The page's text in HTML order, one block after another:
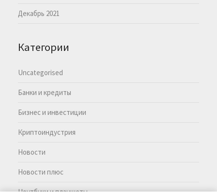
Декабрь 2021
Категории
Uncategorised
Банки и кредиты
Бизнес и инвестиции
Криптоиндустрия
Новости
Новости плюс